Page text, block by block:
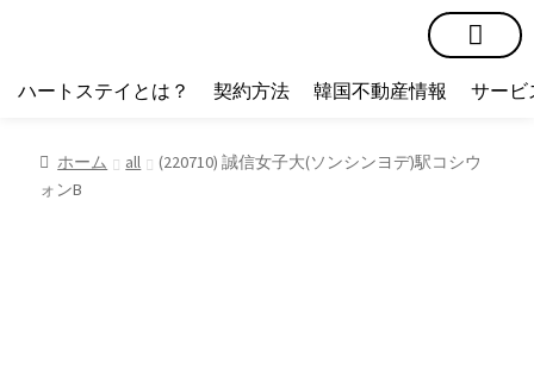
ハートステイとは？ 契約方法 韓国不動産情報 サービ
ホーム all
(220710) 誠信女子大(ソンシンヨデ)駅コシウ
ォンB